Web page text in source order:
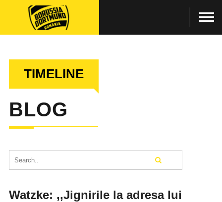
TIMELINE
BLOG
Watzke: ,,Jignirile la adresa lui